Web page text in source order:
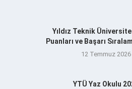
Yıldız Teknik
Puanları ve Başarı
12 Temmuz 2026
YTÜ Yaz Okulu